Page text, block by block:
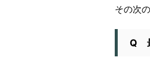
その次
Q